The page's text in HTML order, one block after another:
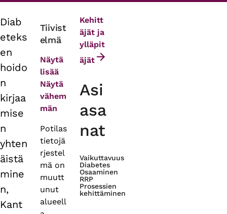
Primary
tabs
Diab
eteks
en
hoido
n
kirjaa
mise
n
yhten
äistä
mine
n,
Kant
Tiivist
elmä
Näytä
lisää
Näytä
vähem
män
Potilas
tietojä
rjestel
mä on
muutt
unut
alueell
Kehitt
äjät ja
ylläpit
äjät
Asi
asa
nat
Vaikuttavuus
Diabetes
Osaaminen
RRP
Prosessien
kehittäminen